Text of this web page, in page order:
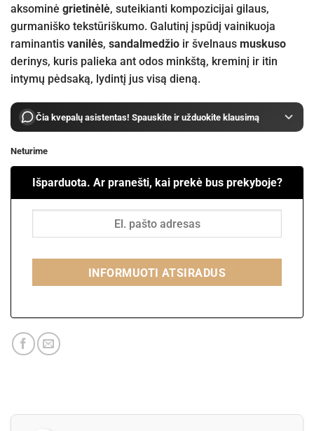
aksominė grietinėlė, suteikianti kompozicijai gilaus,
gurmaniško tekstūriškumo. Galutinį įspūdį vainikuoja
raminantis vanilės, sandalmedžio ir švelnaus muskuso
derinys, kuris palieka ant odos minkštą, kreminį ir itin
intymų pėdsaką, lydintį jus visą dieną.
Čia kvepalų asistentas! Spauskite ir užduokite klausimą
Neturime
Išparduota. Ar pranešti, kai prekė bus prekyboje?
INFORMUOTI ATSIRADUS